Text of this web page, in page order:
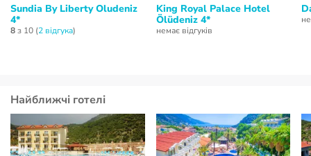
Sundia By Liberty Oludeniz
4*
8з 10 (2 відгукa)
King Royal Palace Hotel
Ölüdeniz 4*
немає відгуків
Найближчі готелі